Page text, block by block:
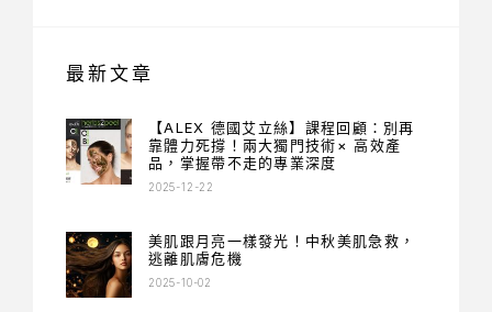
最新文章
【ALEX 德國艾立絲】課程回顧：別再
靠體力死撐！兩大獨門技術× 高效產
品，掌握帶不走的專業深度
2025-12-22
美肌跟月亮一樣發光！中秋美肌急救，
逃離肌膚危機
2025-10-02